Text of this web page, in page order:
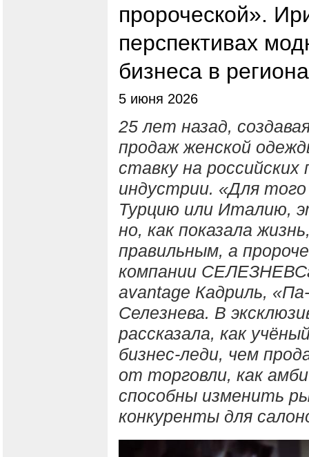
пророческой».
перспективах
бизнеса в
5 июня 2026
25 лет назад,
продаж женской
ставку на
индустрии. «Для того
Турцию или Италию,
но, как показала
правильным, а
компании
avantage Кадриль,
Селезнева. В
рассказала, как
бизнес-леди, чем
от торговли, как
способны изменить
конкуренты для